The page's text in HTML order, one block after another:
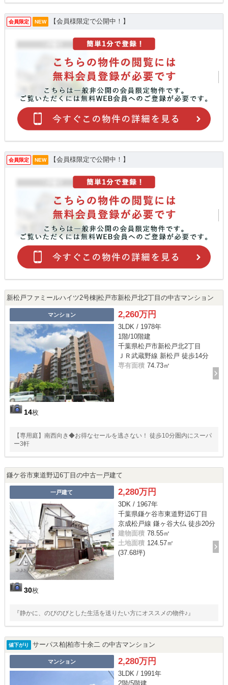
会員限定 NEW 【会員様限定で公開中！】
会員限定 NEW 【会員様限定で公開中！】
新松戸ファミールハイツ2号棟|松戸市新松戸北2丁目の中古マンション
マンション
14枚
2,260万円
3LDK / 1978年
1階/10階建
千葉県松戸市新松戸北2丁目
ＪＲ武蔵野線 新松戸 徒歩14分
専有面積 74.73㎡
【専用庭】南西向き◆お得なセールを逃さない！ 徒歩10分圏内にスーパ
ー3軒
鎌ケ谷市東道野辺6丁目の中古一戸建て
一戸建て
30枚
2,280万円
3DK / 1967年
千葉県鎌ケ谷市東道野辺6丁目
京成松戸線 鎌ヶ谷大仏 徒歩20分
建物面積 78.55㎡
土地面積 124.57㎡
(37.68坪)
『静かに、のびのびとした生活を送りたい方にオススメの物件♪』
値下がり サーパス柏|柏市十余二 の中古マンション
マンション 2,280万円
3LDK / 1991年
2階/5階建